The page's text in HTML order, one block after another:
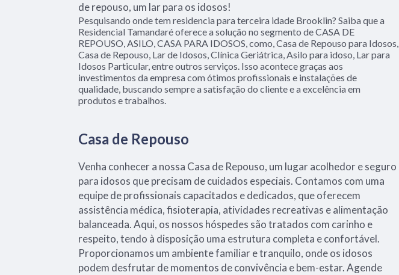
de repouso, um lar para os idosos!
Pesquisando onde tem residencia para terceira idade Brooklin? Saiba que a
Residencial Tamandaré oferece a solução no segmento de CASA DE
REPOUSO, ASILO, CASA PARA IDOSOS, como, Casa de Repouso para Idosos,
Casa de Repouso, Lar de Idosos, Clínica Geriátrica, Asilo para idoso, Lar para
Idosos Particular, entre outros serviços. Isso acontece graças aos
investimentos da empresa com ótimos profissionais e instalações de
qualidade, buscando sempre a satisfação do cliente e a excelência em
produtos e trabalhos.
Casa de Repouso
Venha conhecer a nossa Casa de Repouso, um lugar acolhedor e seguro
para idosos que precisam de cuidados especiais. Contamos com uma
equipe de profissionais capacitados e dedicados, que oferecem
assistência médica, fisioterapia, atividades recreativas e alimentação
balanceada. Aqui, os nossos hóspedes são tratados com carinho e
respeito, tendo à disposição uma estrutura completa e confortável.
Proporcionamos um ambiente familiar e tranquilo, onde os idosos
podem desfrutar de momentos de convivência e bem-estar. Agende